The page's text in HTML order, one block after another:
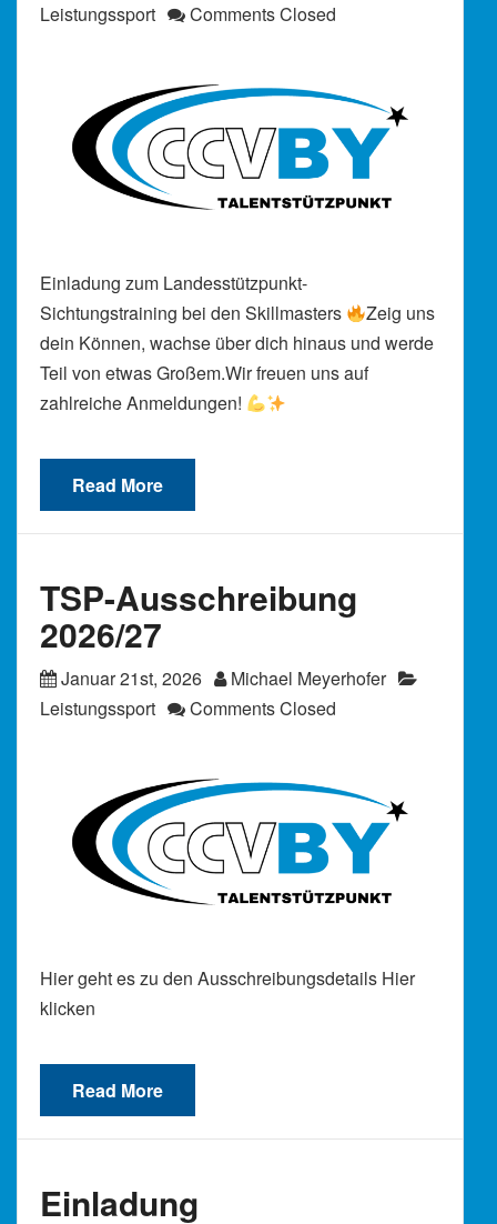
Leistungssport
Comments Closed
Einladung zum Landesstützpunkt-
Sichtungstraining bei den Skillmasters
Zeig uns
dein Können, wachse über dich hinaus und werde
Teil von etwas Großem.Wir freuen uns auf
zahlreiche Anmeldungen!
Read More
TSP-Ausschreibung
2026/27
Januar 21st, 2026
Michael Meyerhofer
Leistungssport
Comments Closed
Hier geht es zu den Ausschreibungsdetails Hier
klicken
Read More
Einladung